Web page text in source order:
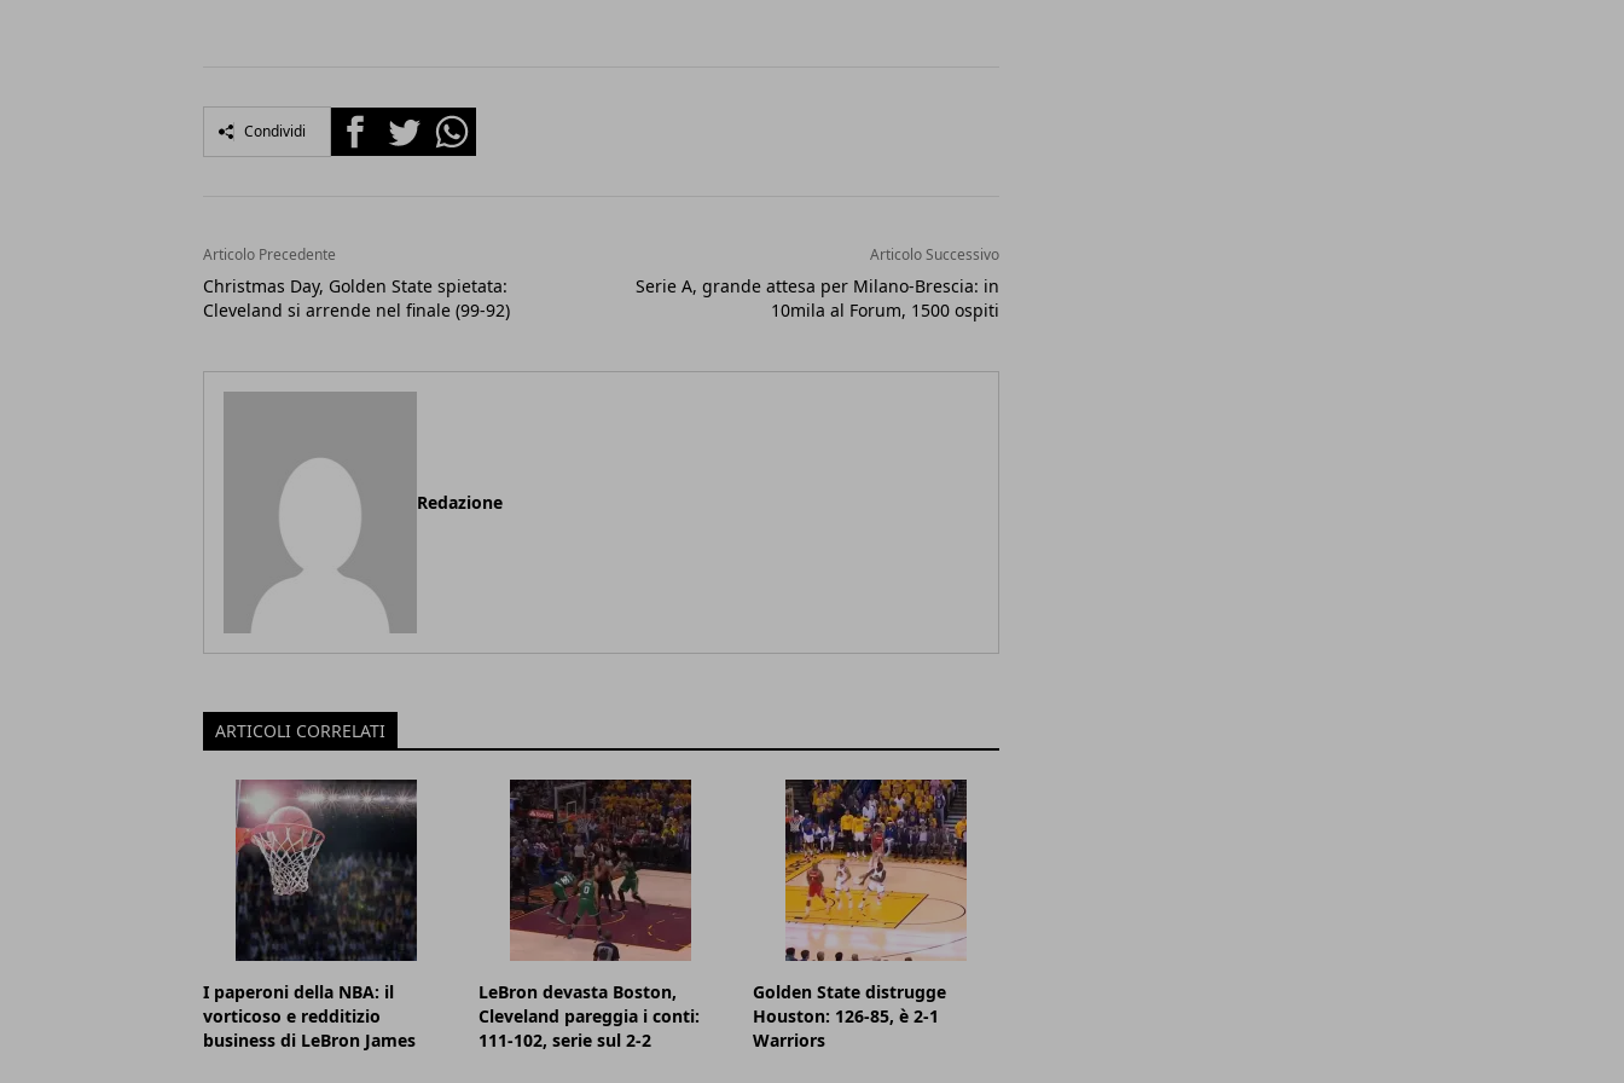
Condividi FacebookTwitterWhatsapp
Articolo Precedente
Christmas Day, Golden State spietata:
Cleveland si arrende nel finale (99-92)
Articolo Successivo
Serie A, grande attesa per Milano-Brescia: in
10mila al Forum, 1500 ospiti
Redazione
ARTICOLI CORRELATI
I paperoni della NBA: il
vorticoso e redditizio
business di LeBron James
LeBron devasta Boston,
Cleveland pareggia i conti:
111-102, serie sul 2-2
Golden State distrugge
Houston: 126-85, è 2-1
Warriors